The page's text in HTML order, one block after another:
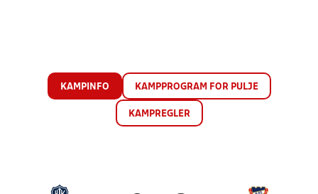
KAMPINFO KAMPPROGRAM FOR PULJE
KAMPREGLER